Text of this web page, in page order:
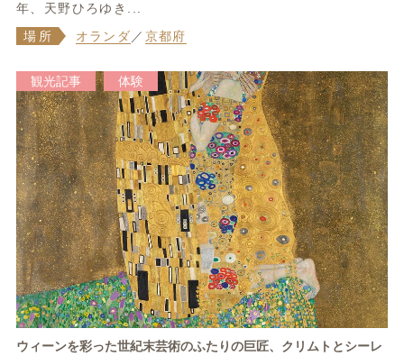
年、天野ひろゆき...
場所
オランダ／ 京都府
観光記事 体験
ウィーンを彩った世紀末芸術のふたりの巨匠、クリムトとシーレ